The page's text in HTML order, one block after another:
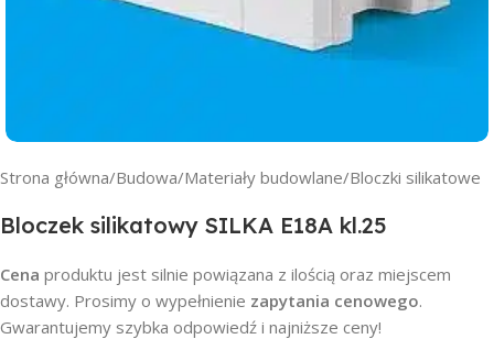
Strona główna/Budowa/Materiały budowlane/Bloczki silikatowe
Bloczek silikatowy SILKA E18A kl.25
Cena produktu jest silnie powiązana z ilością oraz miejscem
dostawy. Prosimy o wypełnienie zapytania cenowego.
Gwarantujemy szybka odpowiedź i najniższe ceny!